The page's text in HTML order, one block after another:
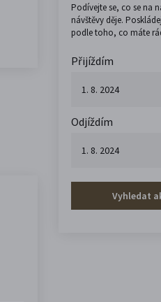
Podívejte se, co se na
návštěvy děje.
podle toho, co máte
Přijíždím
Odjíždím
Vyhledat